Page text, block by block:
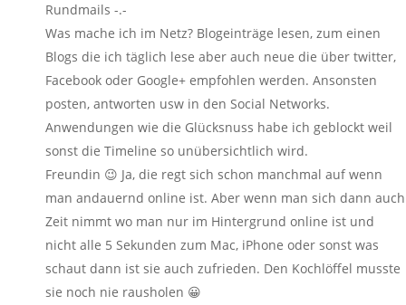
Rundmails -.-
Was mache ich im Netz? Blogeinträge lesen, zum einen
Blogs die ich täglich lese aber auch neue die über twitter,
Facebook oder Google+ empfohlen werden. Ansonsten
posten, antworten usw in den Social Networks.
Anwendungen wie die Glücksnuss habe ich geblockt weil
sonst die Timeline so unübersichtlich wird.
Freundin 😉 Ja, die regt sich schon manchmal auf wenn
man andauernd online ist. Aber wenn man sich dann auch
Zeit nimmt wo man nur im Hintergrund online ist und
nicht alle 5 Sekunden zum Mac, iPhone oder sonst was
schaut dann ist sie auch zufrieden. Den Kochlöffel musste
sie noch nie rausholen 😀